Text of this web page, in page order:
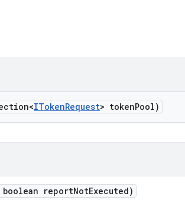
ITokenRequest> tokenPool)
boolean reportNotExecuted)